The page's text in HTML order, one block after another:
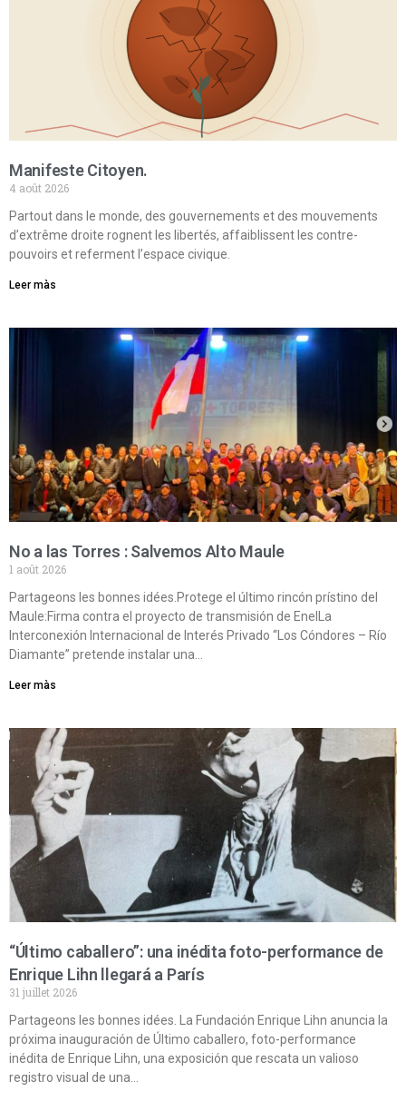
Manifeste Citoyen.
4 août 2026
Partout dans le monde, des gouvernements et des mouvements
d’extrême droite rognent les libertés, affaiblissent les contre-
pouvoirs et referment l’espace civique.
Leer màs
No a las Torres : Salvemos Alto Maule
1 août 2026
Partageons les bonnes idées.Protege el último rincón prístino del
Maule:Firma contra el proyecto de transmisión de EnelLa
Interconexión Internacional de Interés Privado “Los Cóndores – Río
Diamante” pretende instalar una…
Leer màs
“Último caballero”: una inédita foto-performance de
Enrique Lihn llegará a París
31 juillet 2026
Partageons les bonnes idées. La Fundación Enrique Lihn anuncia la
próxima inauguración de Último caballero, foto-performance
inédita de Enrique Lihn, una exposición que rescata un valioso
registro visual de una…